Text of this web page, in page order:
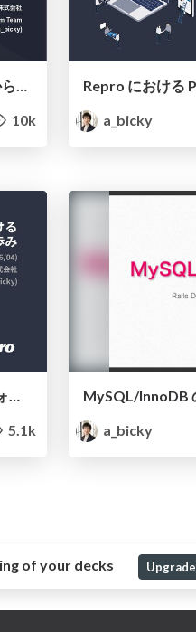
何でも屋になっている SRE 的なチームから責務を分離するまでの道のり 〜新設チームでオンコール体制を構築するまで〜 / SRE Lounge #15
10k
a_bicky
Repro における Presto の安定化・パフォーマンス改善の歩み / Repro Tech Meetup #9
5.1k
a_bicky
of your decks Upgrade